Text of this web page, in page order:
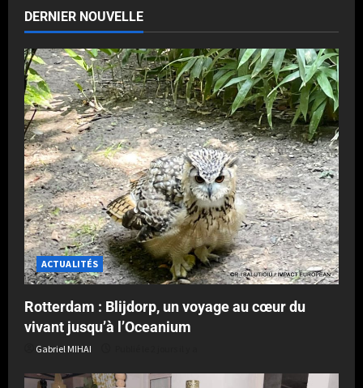
DERNIER NOUVELLE
ACTUALITÉS
Rotterdam : Blijdorp, un voyage au cœur du
vivant jusqu’à l’Oceanium
Gabriel MIHAI